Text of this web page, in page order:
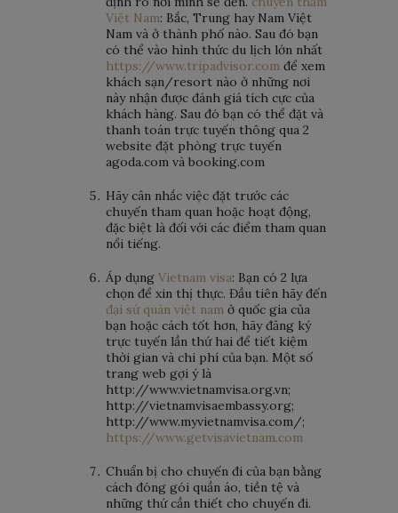
Việt Nam: Bắc, Trung hay Nam Việt
Nam và ở thành phố nào. Sau đó bạn
có thể vào hình thức du lịch lớn nhất
https://www.tripadvisor.com để xem
khách sạn/resort nào ở những nơi
này nhận được đánh giá tích cực của
khách hàng. Sau đó bạn có thể đặt và
thanh toán trực tuyến thông qua 2
website đặt phòng trực tuyến
agoda.com và booking.com
Hãy cân nhắc việc đặt trước các
chuyến tham quan hoặc hoạt động,
đặc biệt là đối với các điểm tham quan
nổi tiếng.
Áp dụng Vietnam visa: Bạn có 2 lựa
chọn để xin thị thực. Đầu tiên hãy đến
đại sứ quán việt nam ở quốc gia của
bạn hoặc cách tốt hơn, hãy đăng ký
trực tuyến lần thứ hai để tiết kiệm
thời gian và chi phí của bạn. Một số
trang web gợi ý là
http://www.vietnamvisa.org.vn;
http://vietnamvisaembassy.org;
http://www.myvietnamvisa.com/;
https://www.getvisavietnam.com
Chuẩn bị cho chuyến đi của bạn bằng
cách đóng gói quần áo, tiền tệ và
những thứ cần thiết cho chuyến đi.